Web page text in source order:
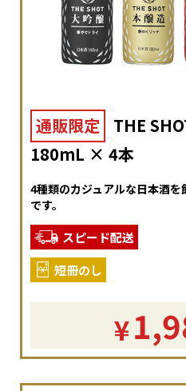
通販限定
THE
180mL × 4本
4種類のカジュアルな日本酒
です。
スピード配送
短冊のし
¥